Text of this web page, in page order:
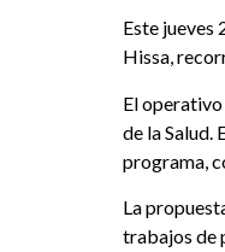
Este jueves
Hissa,
El
de la Salud.
programa,
La
trabajos de